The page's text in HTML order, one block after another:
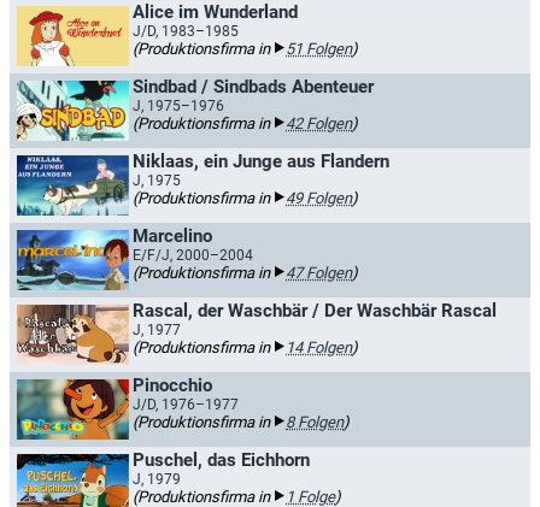
Alice im Wunderland
J/D, 1983–1985
(Produktionsfirma in 51 Folgen)
Sindbad / Sindbads Abenteuer
J, 1975–1976
(Produktionsfirma in 42 Folgen)
Niklaas, ein Junge aus Flandern
J, 1975
(Produktionsfirma in 49 Folgen)
Marcelino
E/F/J, 2000–2004
(Produktionsfirma in 47 Folgen)
Rascal, der Waschbär / Der Waschbär Rascal
J, 1977
(Produktionsfirma in 14 Folgen)
Pinocchio
J/D, 1976–1977
(Produktionsfirma in 8 Folgen)
Puschel, das Eichhorn
J, 1979
(Produktionsfirma in 1 Folge)